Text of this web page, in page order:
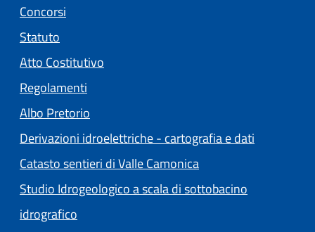
Concorsi
Statuto
Atto Costitutivo
Regolamenti
Albo Pretorio
Derivazioni idroelettriche - cartografia e dati
Catasto sentieri di Valle Camonica
Studio Idrogeologico a scala di sottobacino
idrografico